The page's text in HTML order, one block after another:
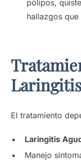
pólipos,
hallazgos
El tratamiento
Laringitis
Manejo